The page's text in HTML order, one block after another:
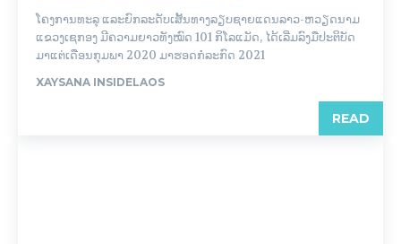
ໂຄງການທະລຸ ແລະຍົກລະດັບເສັ້ນທາງລຽບຊາຍແດນລາວ-ຫວຽດນາມ
ແຂວງເຊກອງ ມີຄວາມຍາວທັງໝົດ 101 ກິໂລແມັດ, ໄດ້ເລີ່ມລົງມືປະຕິບັດ
ມາແຕ່ເດືອນກຸມພາ 2020 ມາຮອດກໍລະກົດ 2021
XAYSANA INSIDELAOS
READ